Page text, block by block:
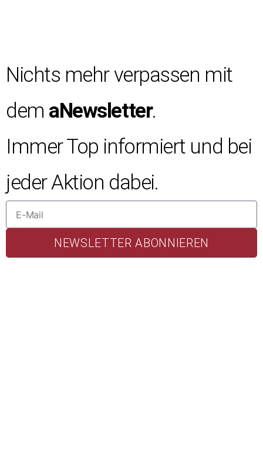
Nichts mehr verpassen mit
dem aNewsletter.
Immer Top informiert und bei
jeder Aktion dabei.
NEWSLETTER ABONNIEREN